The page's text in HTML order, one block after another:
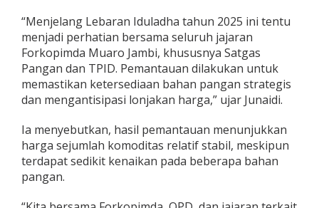
u
a
r
o
a
m
i
L
a
k
k
“Menjelang Lebaran Iduladha tahun 2025 ini tentu
menjadi perhatian bersama seluruh jajaran
Forkopimda Muaro Jambi, khususnya Satgas
Pangan dan TPID. Pemantauan dilakukan untuk
memastikan ketersediaan bahan pangan strategis
dan mengantisipasi lonjakan harga,” ujar Junaidi.
Ia menyebutkan, hasil pemantauan menunjukkan
harga sejumlah komoditas relatif stabil, meskipun
terdapat sedikit kenaikan pada beberapa bahan
pangan.